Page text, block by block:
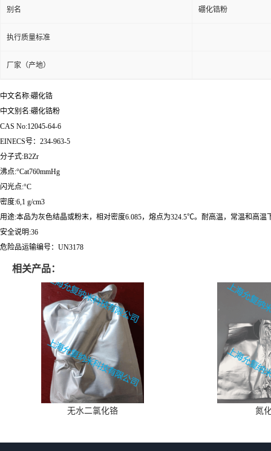
别名 硼化锆粉
执行质量标准
厂家（产地）
中文名称:硼化锆
中文别名:硼化锆粉
CAS No:12045-64-6
EINECS号：234-963-5
分子式:B2Zr
沸点:°Cat760mmHg
闪光点:°C
密度:6,1 g/cm3
用途:本品为灰色结晶或粉末，相对密度6.085，熔点为324.5℃。耐高温，常温和高
安全说明:36
危险品运输编号：UN3178
相关产品：
无水二氯化铬 氮